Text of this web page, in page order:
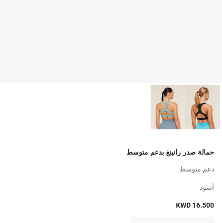
حمالة صدر رانينغ بدعم متوسط
دعم متوسط
أسود
KWD 16.500